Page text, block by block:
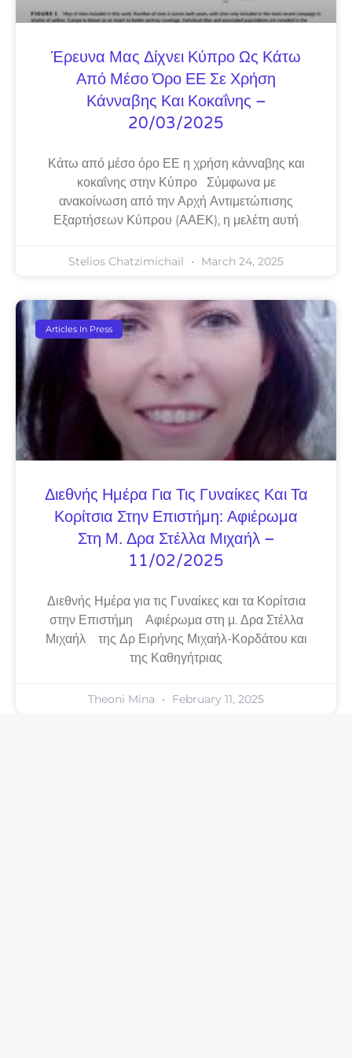
Έρευνα Μας Δίχνει Κύπρο Ως Κάτω
Από Μέσο Όρο ΕΕ Σε Χρήση
Κάνναβης Και Κοκαΐνης –
20/03/2025
Κάτω από μέσο όρο ΕΕ η χρήση κάνναβης και
κοκαΐνης στην Κύπρο Σύμφωνα με
ανακοίνωση από την Αρχή Αντιμετώπισης
Εξαρτήσεων Κύπρου (ΑΑΕΚ), η μελέτη αυτή
Stelios Chatzimichail March 24, 2025
Articles In Press
Διεθνής Ημέρα Για Τις Γυναίκες Και Τα
Κορίτσια Στην Επιστήμη: Αφιέρωμα
Στη Μ. Δρα Στέλλα Μιχαήλ –
11/02/2025
Διεθνής Ημέρα για τις Γυναίκες και τα Κορίτσια
στην Επιστήμη Αφιέρωμα στη μ. Δρα Στέλλα
Μιχαήλ της Δρ Ειρήνης Μιχαήλ-Κορδάτου και
της Καθηγήτριας
Theoni Mina February 11, 2025